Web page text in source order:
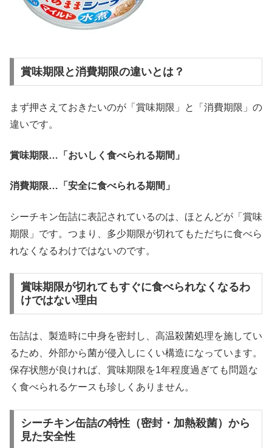
賞味期限と消費期限の違いとは？
まず押さえておきたいのが「賞味期限」と「消費期限」の
違いです。
賞味期限…「おいしく食べられる期間」
消費期限…「安全に食べられる期間」
シーチキン缶詰に表記されているのは、ほとんどが「賞味
期限」です。つまり、多少期限が切れてもただちに食べら
れなくなるわけではないのです。
賞味期限が切れてもすぐに食べられなくなるわ
けではない理由
缶詰は、製造時に中身を密封し、高温殺菌処理を施してい
るため、外部から菌が侵入しにくい構造になっています。
保存状態が良ければ、賞味期限を1年程度過ぎても問題な
く食べられるケースも珍しくありません。
シーチキン缶詰の特性（密封・加熱殺菌）から
見た安全性